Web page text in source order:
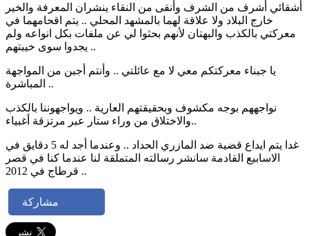
أشقائي أشرف من الشرف وأنقى من النقاء ينشران المعرفة والخير
خارج البلاد ولا علاقة لهما بالمشهد المحلي .. يتم اقحامهما في
معركتي بالكذب والبهتان لأنهم بحثوا لي عن ملفات بكل انواعه ولم
يجدوا سوى خيبتهم ..
يا جبناء معركتكم معي لا مع عائلتي .. وأنتم أجبن من المواجهة
المباشرة ..
نواجههم بوجه مكشوف وبحقيقتهم العارية .. ويواجهوننا بالكذب
والاختلاق من وراء ستار عبر مرتزقة أغبياء..
غدا يتم ايداع قضية ضد المازري الحداد .. وعندما أجد له 5 دقايق في
الاسابيع القادمة سانشر رسالته المتملقة لنا عندما كنا في قصر
قرطاج في 2012 ..
مشاركة